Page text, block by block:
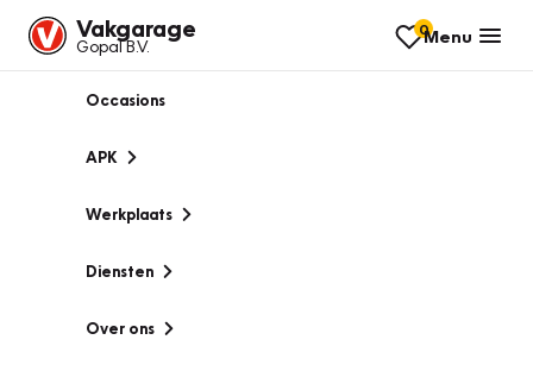
Vakgarage
Gopal B.V.
0Menu
Occasions
APK
Werkplaats
Diensten
Over ons